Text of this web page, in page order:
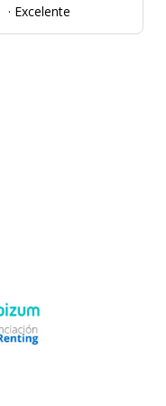
· Excelente